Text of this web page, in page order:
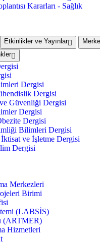
Kararları - Sağlık
Etkinlikler ve Yayınlar
Dergisi
Dergisi
ve Güvenliği Dergisi
Dergisi
Dergisi
Bilimleri Dergisi
ve İşletme Dergisi
Dergisi
Merkezleri
Birimi
(LABSİS)
(ARTMER)
Hizmetleri